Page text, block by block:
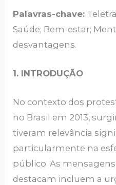
Palavras-chave:
Saúde; Bem-estar;
desvantagens.
1. INTRODUÇÃO
No contexto dos
no Brasil em 2013,
tiveram relevância
particularmente na
público. As
destacam incluem a